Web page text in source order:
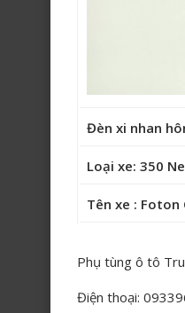
Đèn xi nhan
Loại xe: 350
Tên xe : Foton
Phụ tùng ô tô
Điện thoại: